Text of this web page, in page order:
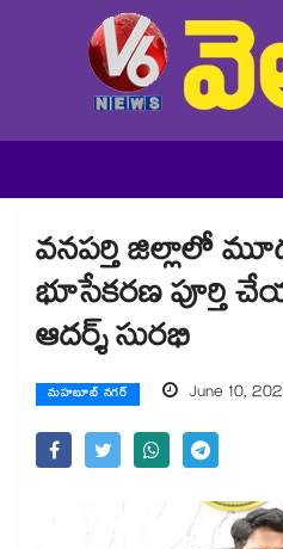
వనపర్తి జిల్లాలో
భూసేకరణ పూర్తి
ఆదర్శ్ సురభి
మహబూబ్ నగర్ June 10,